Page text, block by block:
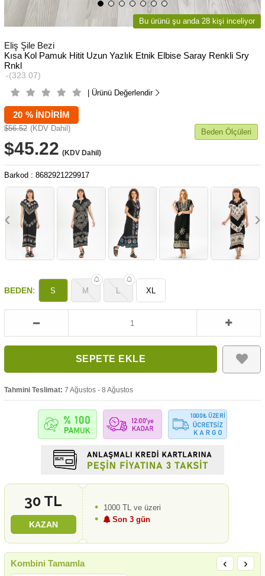
Bu ürünü şu anda 28 kişi inceliyor
Eliş Şile Bezi
Kısa Kol Pamuk Hitit Uzun Yazlık Etnik Elbise Saray Renkli Sry
Rnkl
(323.07)
| Ürünü Değerlendir
%
20 İNDIRIM
$56.52 (KDV Dahil)
$45.22 (KDV Dahil)
Beden Ölçüleri
Barkod : 8682921229917
‹ ›
BEDEN: S M L XL
Tahmini Teslimat: 7 Ağustos - 8 Ağustos
30 TL
KAZAN
1000 TL ve üzeri
Son 3 gün
Kombini Tamamla ‹ ›